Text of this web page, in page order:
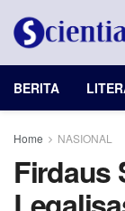
BERITA
Home NASIONAL
Firdaus